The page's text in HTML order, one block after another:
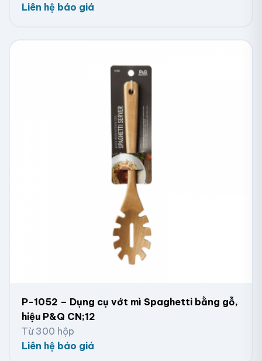
Liên hệ báo giá
P-1052 – Dụng cụ vớt mì Spaghetti bằng gỗ,
hiệu P&Q CN;12
Từ 300 hộp
Liên hệ báo giá